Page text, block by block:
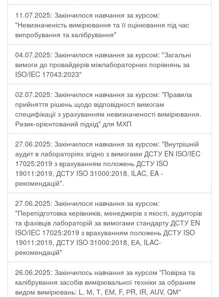
11.07.2025: Закінчилося навчання за курсом:
"Невизначеність вимірювання та її оцінювання під час
випробування та калібрування"
04.07.2025: Закінчилося навчання за курсом: "Загальні
вимоги до провайдерів міжлабораторних порівнянь за
ISO/IEC 17043:2023"
02.07.2025: Закінчилося навчання за курсом: "Правила
прийняття рішень щодо відповідності вимогам
специфікації з урахуванням невизначеності вимірювання.
Ризик-орієнтований підхід" для МХП
27.06.2025: Закінчилося навчання за курсом: "Внутрішній
аудит в лабораторіях згідно з вимогами ДСТУ EN ISO/IEC
17025:2019 з врахуванням положень ДСТУ ISO
19011:2019, ДСТУ ISO 31000:2018, ILAC, EA -
рекомендацій".
27.06.2025: Закінчилося навчання за курсом:
"Перепідготовка керівників, менеджерів з якості, аудиторів
та фахівців лабораторій за вимогами стандарту ДСТУ EN
ISO/IEC 17025:2019 з врахуванням положень ДСТУ ISO
19011:2019, ДСТУ ISO 31000:2018, ЕА, ILAC-
рекомендацій"
26.06.2025: Закінчилось навчання за курсом "Повірка та
калібрування засобів вимірювальної техніки за обраним
видом вимірювань: L, М, Т, ЕМ, F, РR, ІR, АUV, QМ"